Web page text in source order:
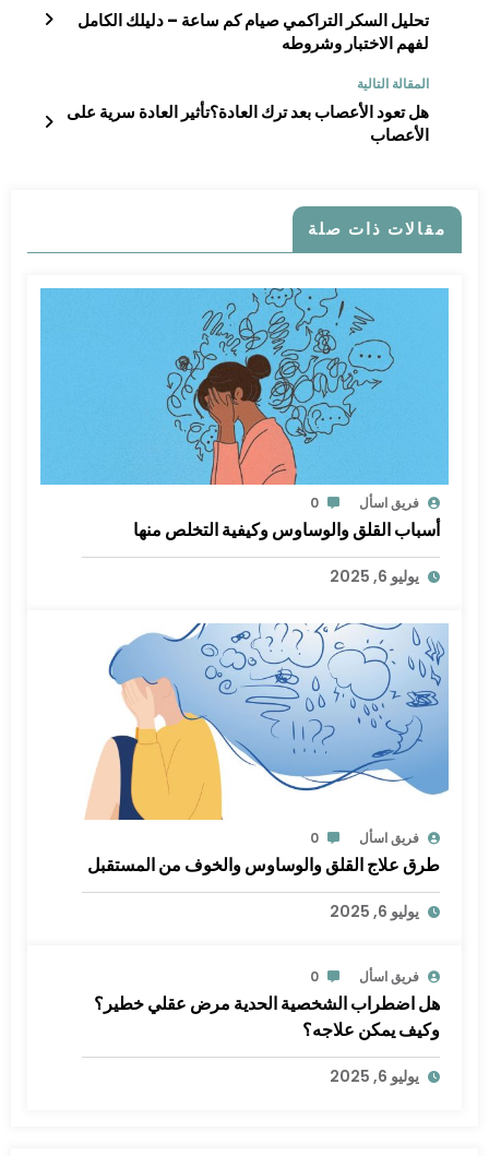
تحليل السكر التراكمي صيام كم ساعة – دليلك الكامل
لفهم الاختبار وشروطه
المقالة التالية
هل تعود الأعصاب بعد ترك العادة؟تأثير العادة سرية على
الأعصاب
مقالات ذات صلة
فريق اسأل 0
أسباب القلق والوساوس وكيفية التخلص منها
يوليو 6, 2025
فريق اسأل 0
طرق علاج القلق والوساوس والخوف من المستقبل
يوليو 6, 2025
فريق اسأل 0
هل اضطراب الشخصية الحدية مرض عقلي خطير؟
وكيف يمكن علاجه؟
يوليو 6, 2025